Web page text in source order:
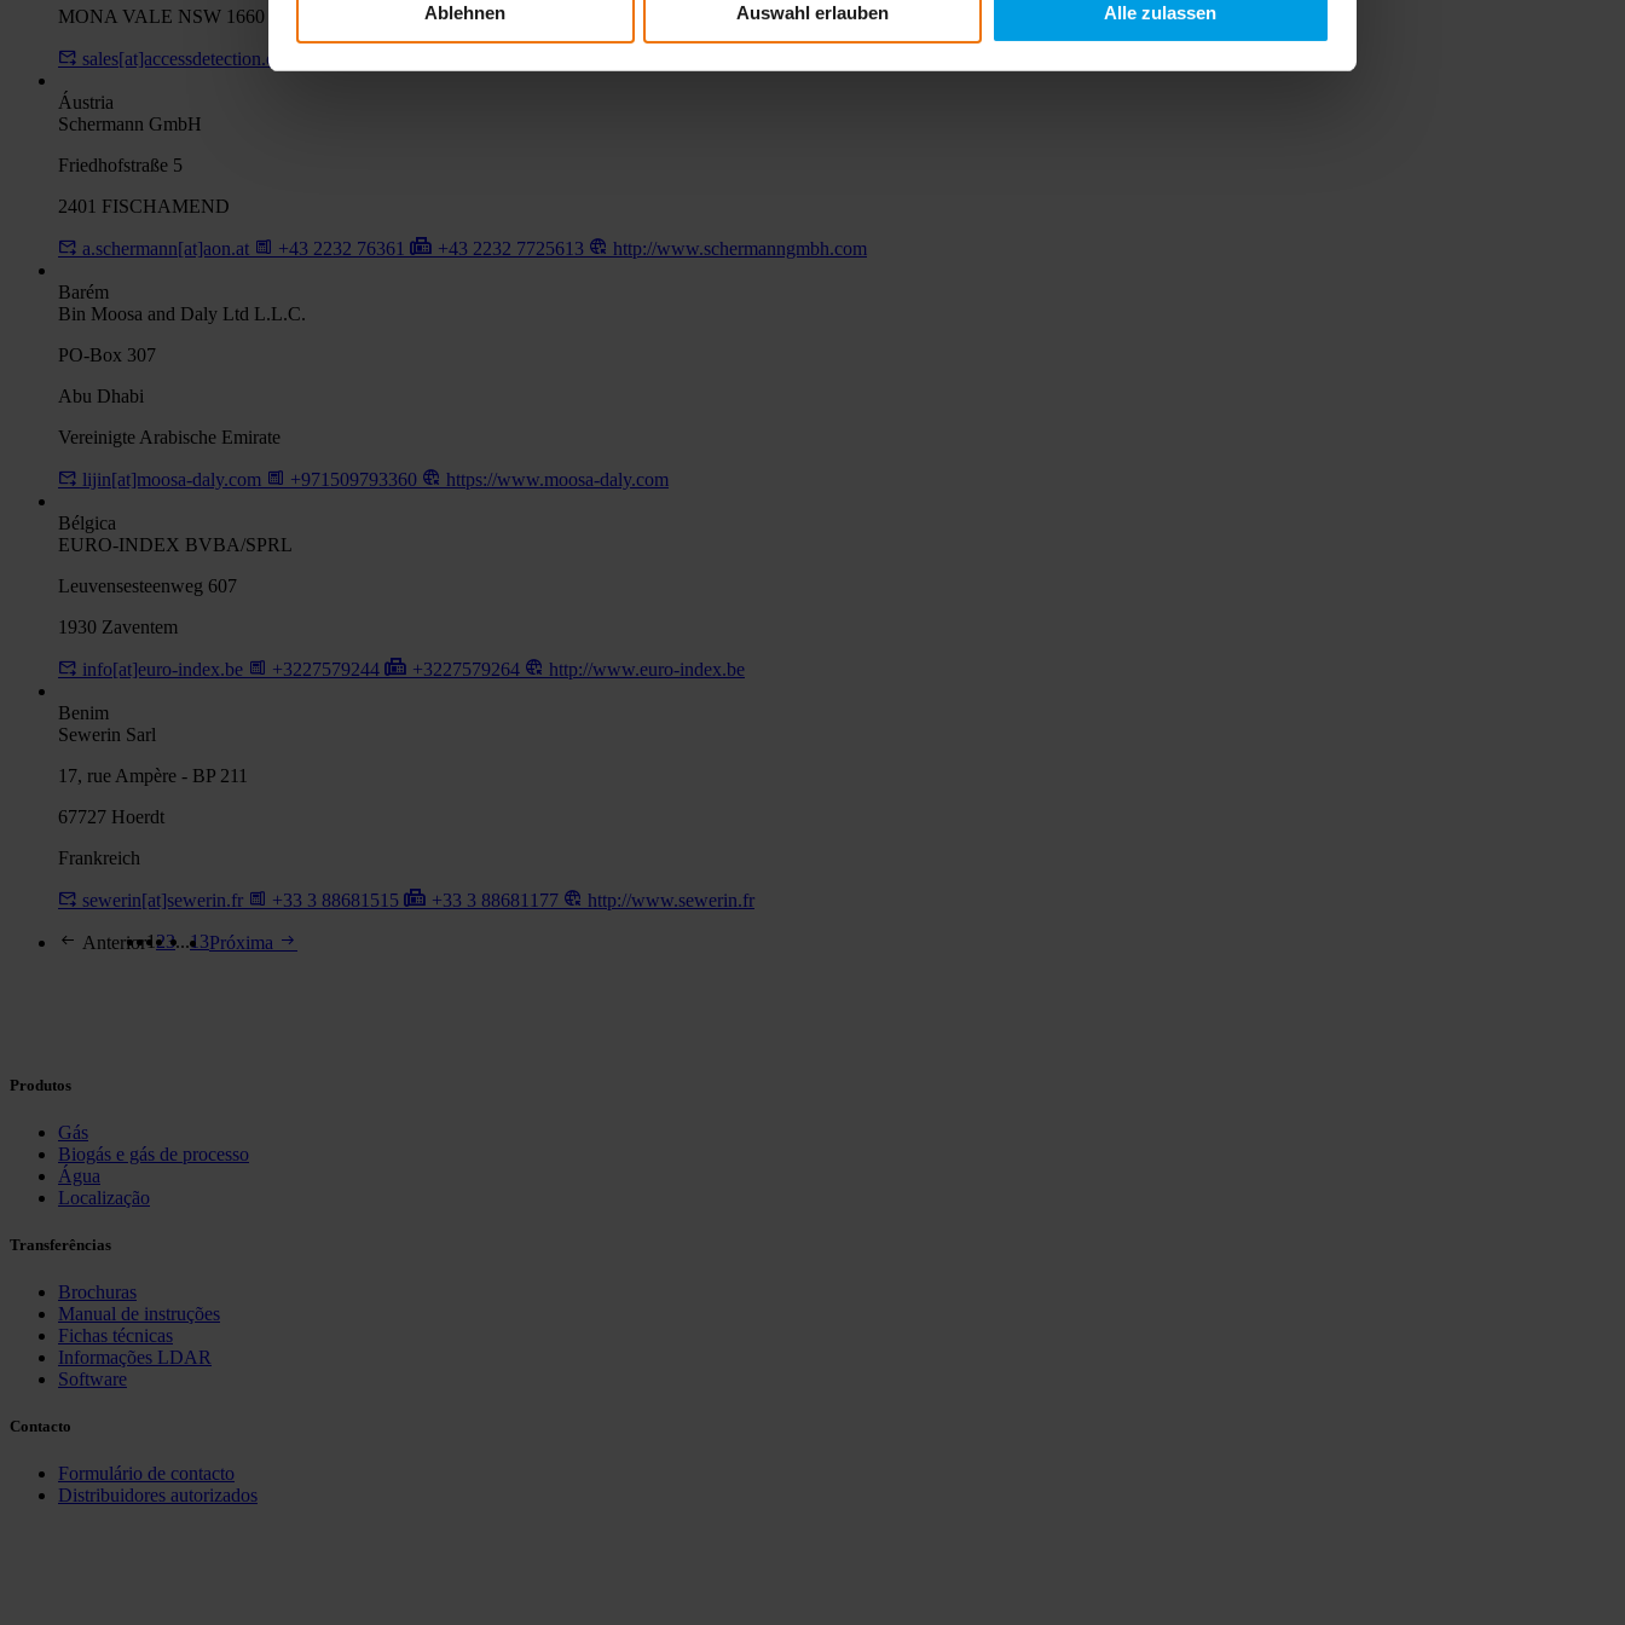
Ablehnen Auswahl erlauben Alle zulassen
MONA VALE NSW 1660
sales[at]accessdetection.com.au
Áustria
Schermann GmbH
Friedhofstraße 5
2401 FISCHAMEND
a.schermann[at]aon.at +43 2232 76361 +43 2232 7725613 http://www.schermanngmbh.com
Barém
Bin Moosa and Daly Ltd L.L.C.
PO-Box 307
Abu Dhabi
Vereinigte Arabische Emirate
lijin[at]moosa-daly.com +971509793360 https://www.moosa-daly.com
Bélgica
EURO-INDEX BVBA/SPRL
Leuvensesteenweg 607
1930 Zaventem
info[at]euro-index.be +3227579244 +3227579264 http://www.euro-index.be
Benim
Sewerin Sarl
17, rue Ampère - BP 211
67727 Hoerdt
Frankreich
sewerin[at]sewerin.fr +33 3 88681515 +33 3 88681177 http://www.sewerin.fr
Anterior123...13Próxima
Produtos
Gás
Biogás e gás de processo
Água
Localização
Transferências
Brochuras
Manual de instruções
Fichas técnicas
Informações LDAR
Software
Contacto
Formulário de contacto
Distribuidores autorizados